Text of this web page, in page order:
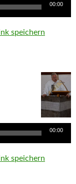
00:00
speichern
00:00
speichern